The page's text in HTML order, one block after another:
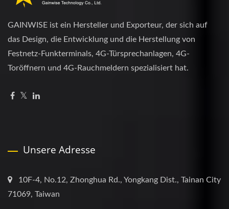
GAINWISE ist ein Hersteller und Exporteur, der sich auf
das Design, die Entwicklung und die Herstellung von
Festnetz-Funkterminals, 4G-Türsprechanlagen, 4G-
Toröffnern und 4G-Rauchmeldern spezialisiert hat.
Unsere Adresse
10F-4, No.12, Zhonghua Rd., Yongkang Dist., Tainan City
71069, Taiwan